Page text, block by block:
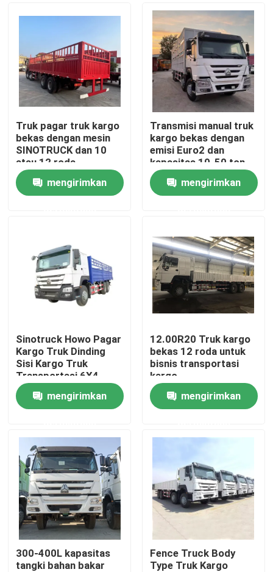
Produk
Video
Tentang kami
Tur Pabrik
Kontrol kualitas
Hubungi kami
Permintaan Penawaran
Dump Truck Bekas
Truk Tipper Bekas
Truk pagar truk kargo
bekas dengan mesin
SINOTRUCK dan 10
atau 12 roda
mengirimkan
Transmisi manual truk
kargo bekas dengan
emisi Euro2 dan
kapasitas 10-50 ton
mengirimkan
Sinotruck Howo Pagar
Kargo Truk Dinding
Sisi Kargo Truk
Transportasi 6X4
Heavy Duty 380hp
Stake mengirimkan
12.00R20 Truk kargo
bekas 12 roda untuk
bisnis transportasi
kargo
mengirimkan
300-400L kapasitas
tangki bahan bakar
Fence Truck Body
Type Truk Kargo